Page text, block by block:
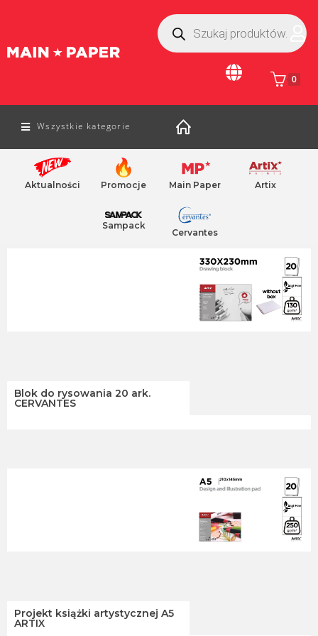
0
Wszystkie kategorie
Aktualności Promocje Main Paper Artix
Sampack
Cervantes
/ blok do rysowania i malarstwa
akcesoria artystyczne
Blok do rysowania 20 ark.
CERVANTES
Projekt książki artystycznej A5
ARTIX